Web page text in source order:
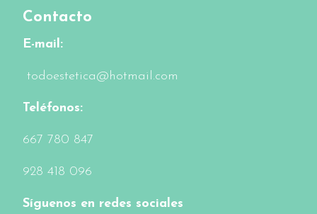
Contacto
E-mail:
todoestetica@hotmail.com
Teléfonos:
667 780 847
928 418 096
Síguenos en redes sociales